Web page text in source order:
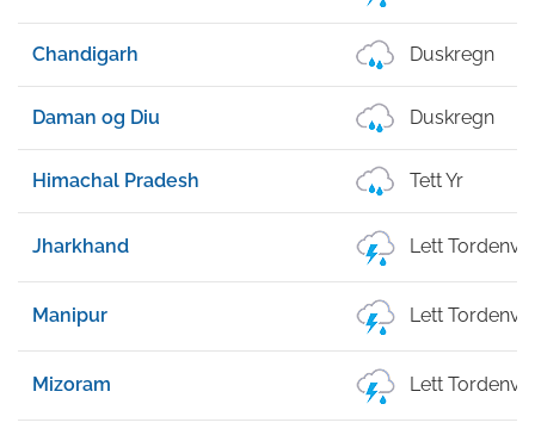
Chandigarh Duskregn
Daman og Diu Duskregn
Himachal Pradesh Tett Yr
Jharkhand Lett
Manipur Lett
Mizoram Lett